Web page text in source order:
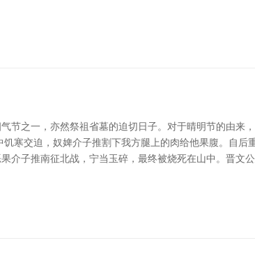
节之一，亦然祭祖省墓的迫切日子。对于晴明节的由来
寒交迫，奴婢介子推割下我方腿上的肉给他果腹。自
介子推南征北战，宁当玉碎，最终被烧死在山中。晋文